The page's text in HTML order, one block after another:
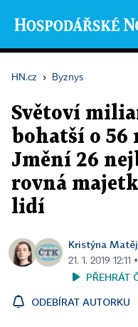
HN.cz › Byznys
Světoví
bohatší o
Jmění 26
rovná
lidí
Kristýna
21. 1. 2019
PŘEHRÁT
ODEBÍRAT AUTORKU